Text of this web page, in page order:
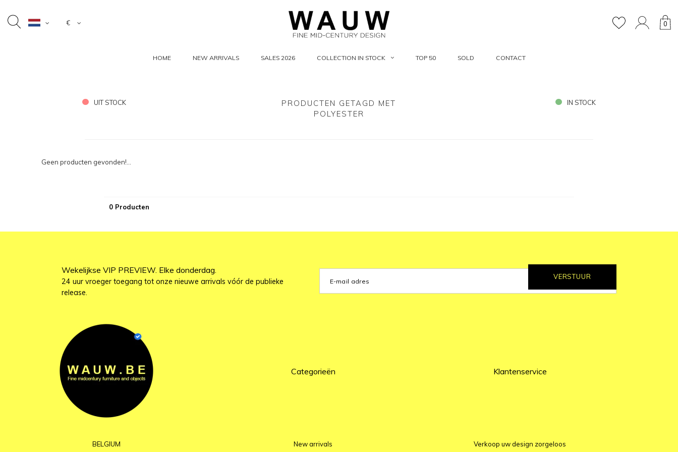
€ 0
HOME NEW ARRIVALS SALES 2026 COLLECTION IN STOCK TOP 50 SOLD CONTACT
UIT STOCK
PRODUCTEN GETAGD MET
POLYESTER
IN STOCK
Geen producten gevonden!...
0 Producten
Wekelijkse VIP PREVIEW. Elke donderdag.
24 uur vroeger toegang tot onze nieuwe arrivals vóór de publieke
release.
VERSTUUR
BELGIUM
Categorieën
New arrivals
Klantenservice
Verkoop uw design zorgeloos